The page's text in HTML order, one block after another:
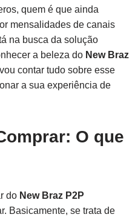
quem é que ainda
mensalidades de canais
na busca da solução
a beleza do New Braz
contar tudo sobre esse
a sua experiência de
O que
do New Braz P2P
Basicamente, se trata de